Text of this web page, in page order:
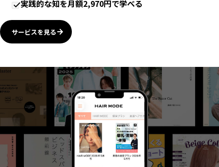
実践的な知を月額2,970円で学べる
サービスを見る